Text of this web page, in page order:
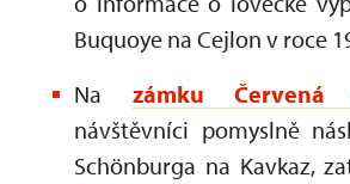
Buquoye na Cejlon v roce
Na zámku Červená
návštěvníci pomyslně
Schönburga na Kavkaz,